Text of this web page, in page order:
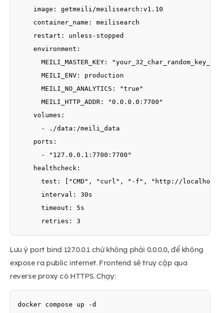
    image: getmeili/meilisearch:v1.10
    container_name: meilisearch
    restart: unless-stopped
    environment:
MEILI_MASTER_KEY:
      MEILI_ENV: production
      MEILI_NO_ANALYTICS: "true"
      MEILI_HTTP_ADDR: "0.0.0.0:7700"
    volumes:
      - ./data:/meili_data
    ports:
      - "127.0.0.1:7700:7700"
    healthcheck:
test: ["CMD", "curl", "-f", "http://
      interval: 30s
      timeout: 5s
      retries: 3
Lưu ý port bind 127.0.0.1 chứ không phải 0.0.0.0, để không
expose ra public internet. Frontend sẽ truy cập qua
reverse proxy có HTTPS. Chạy:
docker compose up -d